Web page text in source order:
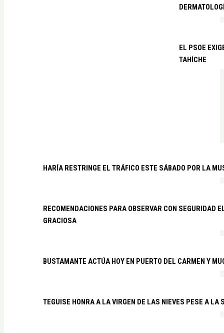
EL PSOE
TAHÍCHE
HARÍA RESTRINGE EL TRÁFICO ESTE SÁBADO POR LA
RECOMENDACIONES PARA OBSERVAR CON SEGURIDAD
GRACIOSA
BUSTAMANTE ACTÚA HOY EN PUERTO DEL CARMEN Y
TEGUISE HONRA A LA VIRGEN DE LAS NIEVES PESE A LA